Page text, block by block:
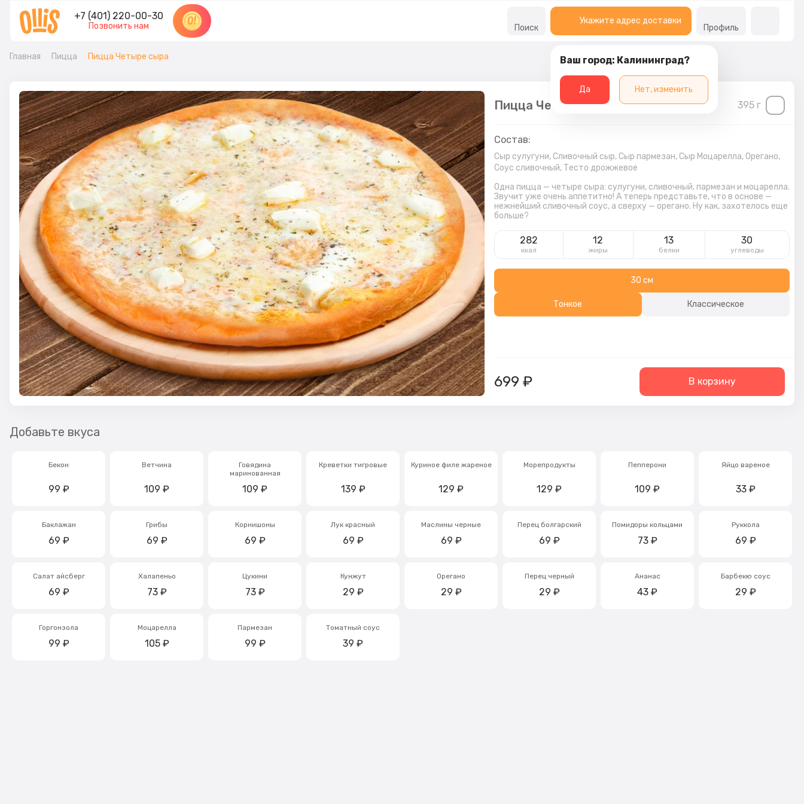
+7 (401) 220-00-30
Позвонить нам Поиск
Укажите адрес доставки
Ваш город: Калининград?
Да Нет, изменить
Профиль
Главная Пицца Пицца Четыре сыра
Пицца Четыре сыра 395 г
Состав:
Сыр сулугуни, Сливочный сыр, Сыр пармезан, Сыр Моцарелла, Орегано,
Соус сливочный, Тесто дрожжевое
Одна пицца — четыре сыра: сулугуни, сливочный, пармезан и моцарелла.
Звучит уже очень аппетитно! А теперь представьте, что в основе —
нежнейший сливочный соус, а сверху — орегано. Ну как, захотелось еще
больше?
282
ккал
12
жиры
13
белки
30
углеводы
30 см
Тонкое Классическое
699 ₽ В корзину
Добавьте вкуса
Бекон
99 ₽
Ветчина
109 ₽
Говядина
маринованная
109 ₽
Креветки тигровые
139 ₽
Куриное филе жареное
129 ₽
Морепродукты
129 ₽
Пепперони
109 ₽
Яйцо вареное
33 ₽
Баклажан
69 ₽
Грибы
69 ₽
Корнишоны
69 ₽
Лук красный
69 ₽
Маслины черные
69 ₽
Перец болгарский
69 ₽
Помидоры кольцами
73 ₽
Руккола
69 ₽
Салат айсберг
69 ₽
Халапеньо
73 ₽
Цукини
73 ₽
Кунжут
29 ₽
Орегано
29 ₽
Перец черный
29 ₽
Ананас
43 ₽
Барбекю соус
29 ₽
Горгонзола
99 ₽
Моцарелла
105 ₽
Пармезан
99 ₽
Томатный соус
39 ₽